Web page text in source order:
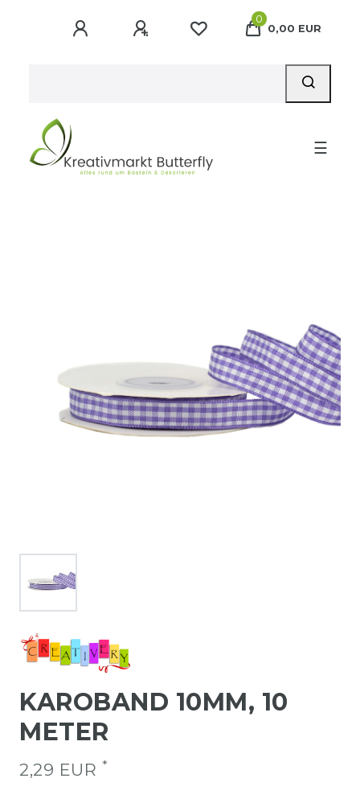
0
0,00 EUR
☰
KAROBAND 10MM, 10
METER
2,29 EUR *